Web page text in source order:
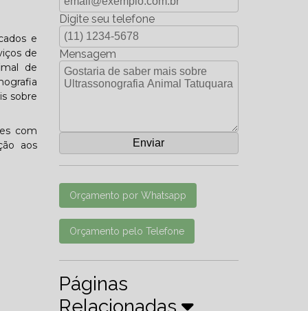
e
de
de
sobre
com
aos
Digite seu telefone
Mensagem
Orçamento por Whatsapp
Orçamento pelo Telefone
Páginas